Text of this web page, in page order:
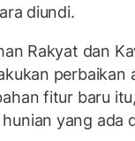
diundi.
Rakyat dan
perbaikan
fitur baru
yang ada